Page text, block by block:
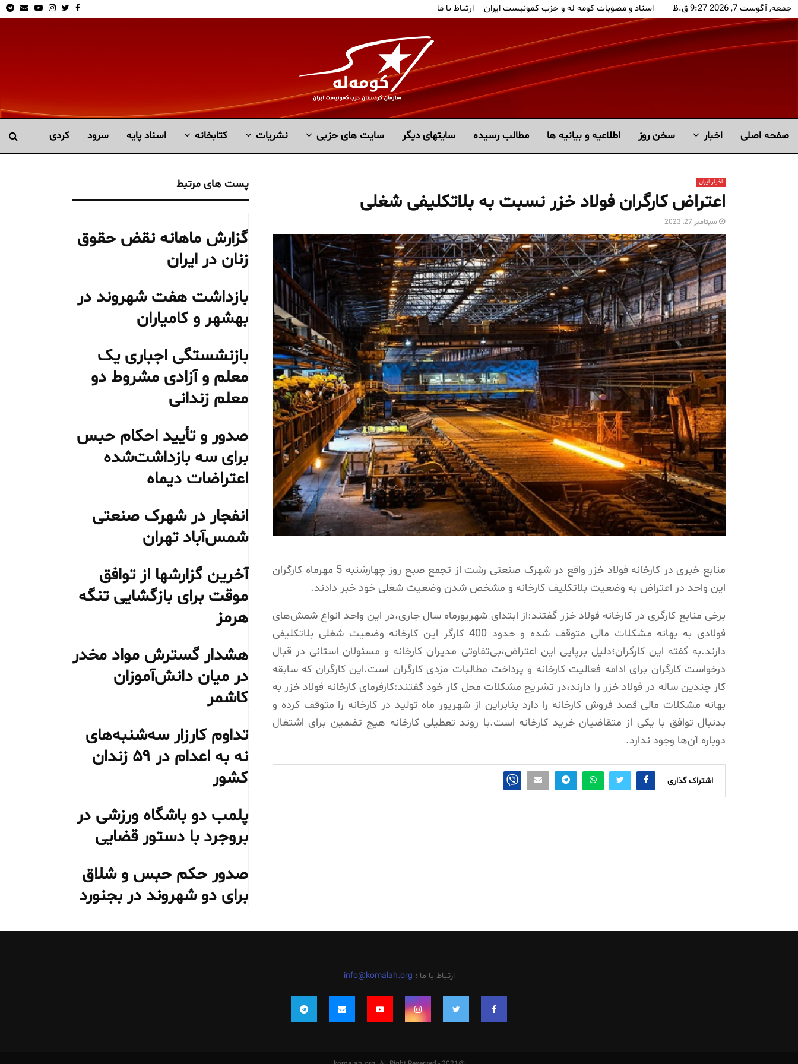
جمعه, آگوست 7, 2026 9:27 ق.ظ اسناد و مصوبات کومه له و حزب کمونیست ایران ارتباط با ما Facebook
Twitter
Instagram
Youtube
Email
صفحه اصلی اخبار سخن روز اطلاعیه و بیانیه ها مطالب رسیده سايتهاى ديگر سایت های حزبی نشریات کتابخانە اسناد پایه سرود کردی
اخبار ایران
اعتراض کارگران فولاد خزر نسبت به بلاتکلیفی شغلی
سپتامبر 27, 2023
منابع خبری در کارخانه فولاد خزر واقع در شهرک صنعتی رشت از تجمع صبح روز چهارشنبه 5 مهرماه کارگران
این واحد در اعتراض به وضعیت بلاتکلیف کارخانه و مشخص شدن وضعیت شغلی خود خبر دادند.
برخی منابع کارگری در کارخانه فولاد خزر گفتند:از ابتدای شهریورماه سال جاری،در این واحد انواع شمش‌های
فولادی به بهانه مشکلات مالی متوقف شده و حدود 400 کارگر این کارخانه وضعیت شغلی بلاتکلیفی
دارند.به گفته این کارگران؛دلیل برپایی این اعتراض،بی‌تفاوتی مدیران کارخانه و مسئولان استانی در قبال
درخواست کارگران برای ادامه فعالیت کارخانه و پرداخت مطالبات مزدی کارگران است.این کارگران که سابقه
کار چندین‌ ساله در فولاد خزر را دارند،در تشریح مشکلات محل کار خود گفتند:کارفرمای کارخانه فولاد خزر به
بهانه مشکلات مالی قصد فروش کارخانه را دارد بنابراین از شهریور ماه تولید در کارخانه را متوقف کرده و
بدنبال توافق با یکی از متقاضیان خرید کارخانه است.با روند تعطیلی کارخانه هیچ تضمین برای اشتغال
دوباره آن‌ها وجود ندارد.
اشتراک گذاری
پست های مرتبط
گزارش ماهانه نقض حقوق
زنان در ایران
بازداشت هفت شهروند در
بهشهر و کامیاران
بازنشستگی اجباری یک
معلم و آزادی مشروط دو
معلم زندانی
صدور و تأیید احکام حبس
برای سه بازداشت‌شده
اعتراضات دیماه
انفجار در شهرک صنعتی
شمس‌آباد تهران
آخرین گزارشها از توافق
موقت برای بازگشایی تنگه
هرمز
هشدار گسترش مواد مخدر
در میان دانش‌آموزان
کاشمر
تداوم کارزار سه‌شنبه‌های
نه به اعدام در ۵۹ زندان
کشور
پلمب دو باشگاه ورزشی در
بروجرد با دستور قضایی
صدور حکم حبس و شلاق
برای دو شهروند در بجنورد
ارتباط با ما : info@komalah.org